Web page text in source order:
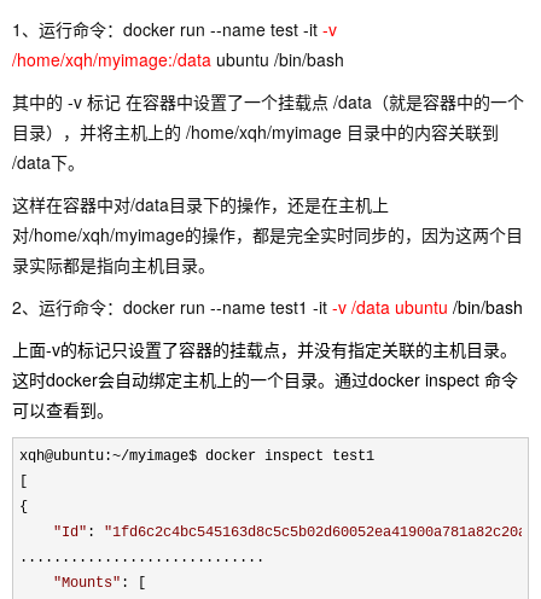
1、运行命令：docker run --name test -it -v
/home/xqh/myimage:/data ubuntu /bin/bash
其中的 -v 标记 在容器中设置了一个挂载点 /data（就是容器中的一个
目录），并将主机上的 /home/xqh/myimage 目录中的内容关联到
/data下。
这样在容器中对/data目录下的操作，还是在主机上
对/home/xqh/myimage的操作，都是完全实时同步的，因为这两个目
录实际都是指向主机目录。
2、运行命令：docker run --name test1 -it -v /data ubuntu /bin/bash
上面-v的标记只设置了容器的挂载点，并没有指定关联的主机目录。
这时docker会自动绑定主机上的一个目录。通过docker inspect 命令
可以查看到。
xqh@ubuntu:~/myimage$ docker inspect test1
{
"Id" : "
.............................
"Mounts" : [